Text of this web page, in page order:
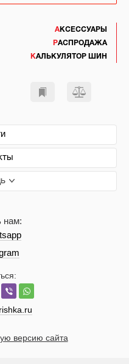
АКСЕССУАРЫ
РАСПРОДАЖА
КАЛЬКУЛЯТОР ШИН
нам:
версию сайта